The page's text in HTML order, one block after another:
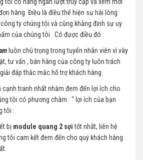
tôi có hàng ngàn lượt truy cập và xem mới
hàng. Điều là điều thể hiện sự hài lòng
ty chúng tôi và cũng khẳng định sự uy
của chúng tôi . Có được điều đó :
luôn chú trọng trong tuyển nhân viên vì vây
tư vấn , bán hàng của công ty luôn trách
đáp thắc mắc hỗ trợ khách hàng.
cạnh tranh nhất nhằm đem đến lợi ích cho
tôi có phương châm : “ lợi ích của bạn
tôi :
bị module quang 2 sợitốt nhất, liên hệ
tôi cam kết đem đến cho quý khách hàng